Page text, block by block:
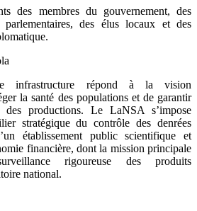
des membres du gouvernement, des
parlementaires, des élus locaux et des
infrastructure répond à la vision
la santé des populations et de garantir
des productions. Le LaNSA s’impose
stratégique du contrôle des denrées
établissement public scientifique et
financière, dont la mission principale
rigoureuse des produits
national.